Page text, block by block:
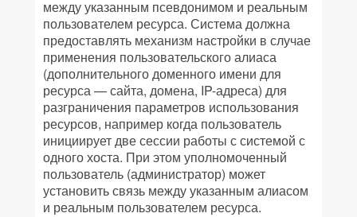
между указанным псевдонимом и реальным
пользователем ресурса. Система должна
предоставлять механизм настройки в случае
применения пользовательского алиаса
(дополнительного доменного имени для
ресурса — сайта, домена, IP-адреса) для
разграничения параметров использования
ресурсов, например когда пользователь
инициирует две сессии работы с системой с
одного хоста. При этом уполномоченный
пользователь (администратор) может
установить связь между указанным алиасом
и реальным пользователем ресурса.